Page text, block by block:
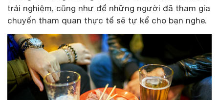
trải nghiệm, cũng như để những người đã tham gia
chuyến tham quan thực tế sẽ tự kể cho bạn nghe.